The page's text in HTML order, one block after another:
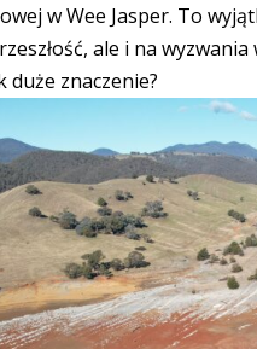
w Wee Jasper. To
ale i na
duże znaczenie?